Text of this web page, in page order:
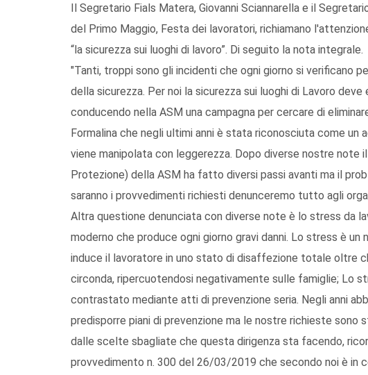
Il Segretario Fials Matera, Giovanni Sciannarella e il
del Primo Maggio, Festa dei lavoratori, richiamano
“la sicurezza sui luoghi di lavoro”. Di seguito la nota integrale.
"Tanti, troppi sono gli incidenti che ogni giorno si verificano
della sicurezza. Per noi la sicurezza sui luoghi di Lavoro
conducendo nella ASM una campagna per cercare di
Formalina che negli ultimi anni è stata riconosciuta come
viene manipolata con leggerezza. Dopo diverse nostre note
Protezione) della ASM ha fatto diversi passi avanti ma il
saranno i provvedimenti richiesti denunceremo tutto agli
Altra questione denunciata con diverse note è lo stress da
moderno che produce ogni giorno gravi danni. Lo stress è
induce il lavoratore in uno stato di disaffezione totale oltre
circonda, ripercuotendosi negativamente sulle famiglie; Lo
contrastato mediante atti di prevenzione seria. Negli anni
predisporre piani di prevenzione ma le nostre richieste
dalle scelte sbagliate che questa dirigenza sta facendo,
provvedimento n. 300 del 26/03/2019 che secondo noi è in